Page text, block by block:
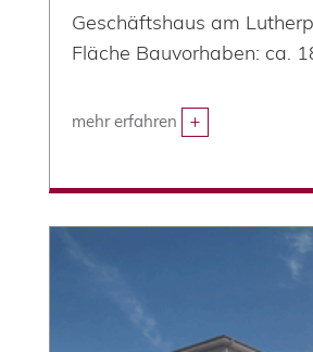
Geschäftshaus am
Fläche Bauvorhaben: ca.
mehr erfahren